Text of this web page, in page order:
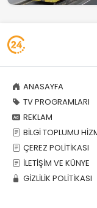
ANASAYFA
TV PROGRAMLARI
REKLAM
BİLGİ TOPLUMU
ÇEREZ POLİTİKASI
İLETİŞİM VE KÜNYE
GİZLİLİK POLİTİKASI